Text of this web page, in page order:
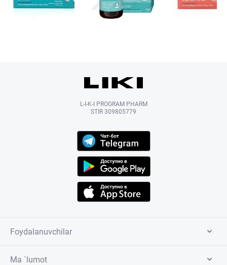
L-I-K-I PROGRAM PHARM
STIR 309805779
Foydalanuvchilar
Ma `lumot